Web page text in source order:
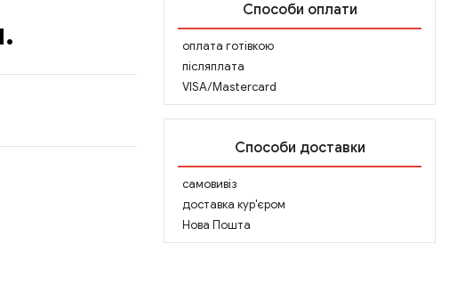
Способи оплати
оплата готівкою
післяплата
VISA/Mastercard
Способи доставки
самовивіз
доставка кур'єром
Нова Пошта